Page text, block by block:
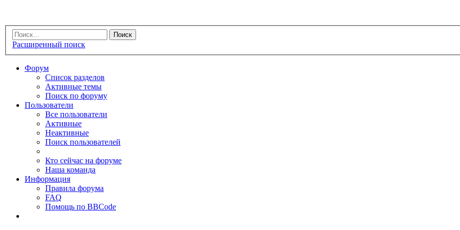
Расширенный поиск
Форум
Список разделов
Активные темы
Поиск по форуму
Пользователи
Все пользователи
Активные
Неактивные
Поиск пользователей
Кто сейчас на форуме
Наша команда
Информация
Правила форума
FAQ
Помощь по BBCode